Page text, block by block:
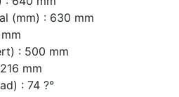
(mm) : 630 mm
: 500 mm
mm
: 74 ?°